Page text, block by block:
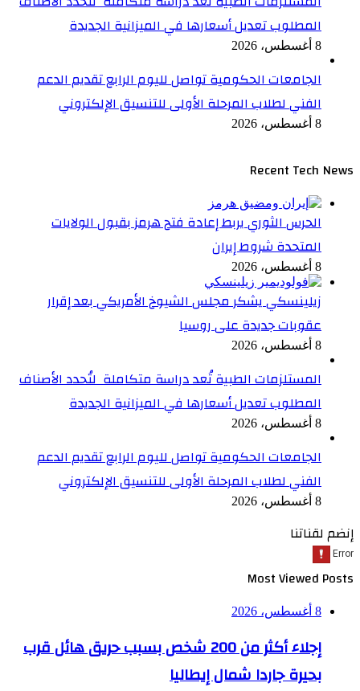
المطلوب تعديل أسعارها في الميزانية الجديدة
8 أغسطس، 2026
الجامعات الحكومية تواصل لليوم الرابع تقديم الدعم
الفني لطلاب المرحلة الأولى للتنسيق الإلكتروني
8 أغسطس، 2026
Recent Tech News
الحرس الثوري يربط إعادة فتح هرمز بقبول الولايات
المتحدة شروط إيران
8 أغسطس، 2026
زيلينسكي يشكر مجلس الشيوخ الأمريكي بعد إقرار
عقوبات جديدة على روسيا
8 أغسطس، 2026
المستلزمات الطبية تُعد دراسة متكاملة لتُحدد الأصناف
المطلوب تعديل أسعارها في الميزانية الجديدة
8 أغسطس، 2026
الجامعات الحكومية تواصل لليوم الرابع تقديم الدعم
الفني لطلاب المرحلة الأولى للتنسيق الإلكتروني
8 أغسطس، 2026
إنضم لقناتنا
Most Viewed Posts
8 أغسطس، 2026
إجلاء أكثر من 200 شخص بسبب حريق هائل قرب
بحيرة جاردا شمال إيطاليا